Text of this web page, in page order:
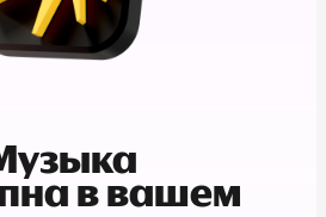
в вашем